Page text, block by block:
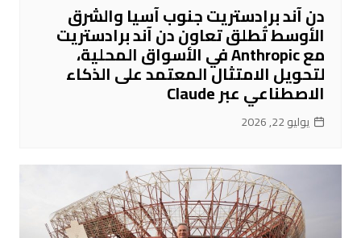
دن آند برادستريت جنوب آسيا والشرق
الأوسط تُطلق تعاون دن آند برادستريت
مع Anthropic في الأسواق المحلية،
لتحويل الامتثال المعتمد على الذكاء
الاصطناعي عبر Claude
يوليو 22, 2026